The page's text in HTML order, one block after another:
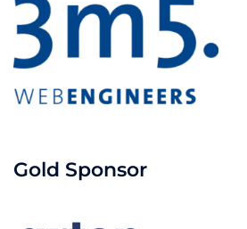
Gold Sponsor